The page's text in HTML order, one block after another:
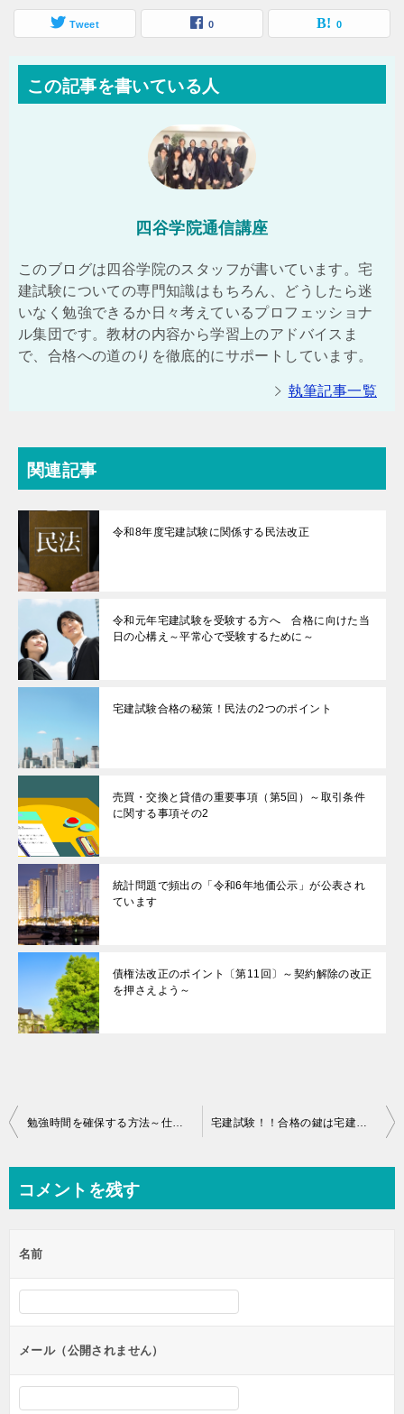
Tweet 0 0
この記事を書いている人
四谷学院通信講座
このブログは四谷学院のスタッフが書いています。宅
建試験についての専門知識はもちろん、どうしたら迷
いなく勉強できるか日々考えているプロフェッショナ
ル集団です。教材の内容から学習上のアドバイスま
で、合格への道のりを徹底的にサポートしています。
執筆記事一覧
関連記事
令和8年度宅建試験に関係する民法改正
令和元年宅建試験を受験する方へ 合格に向けた当
日の心構え～平常心で受験するために～
宅建試験合格の秘策！民法の2つのポイント
売買・交換と貸借の重要事項（第5回）～取引条件
に関する事項その2
統計問題で頻出の「令和6年地価公示」が公表され
ています
債権法改正のポイント〔第11回〕～契約解除の改正
を押さえよう～
投
ビ
ー
シ
ン
コメントを残す
名前
メール（公開されません）